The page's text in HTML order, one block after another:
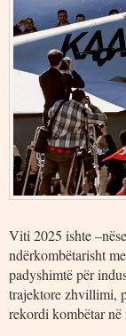
Viti 2025 ishte
ndërkombëtarisht
padyshimtë për
trajektore zhvillimi,
rekordi kombëtar